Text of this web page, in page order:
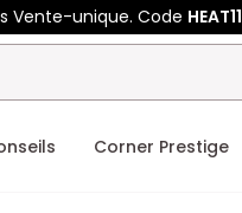
Vente-unique. CodeHEAT11
Corner Prestige